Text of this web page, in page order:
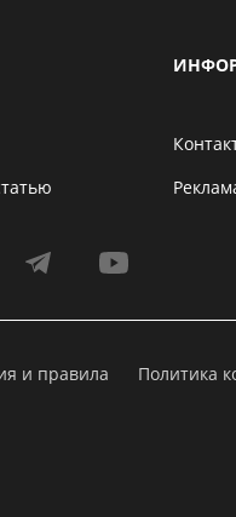
и правила Политика